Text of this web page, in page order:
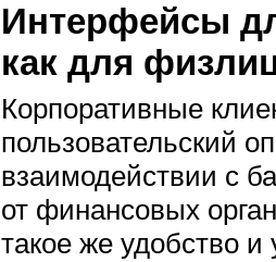
Интерфейсы
как для
Корпоративные
пользовательский
взаимодействии с
от финансовых
такое же удобство